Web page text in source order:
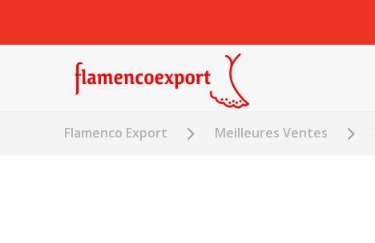
Flamenco Export Meilleures Ventes